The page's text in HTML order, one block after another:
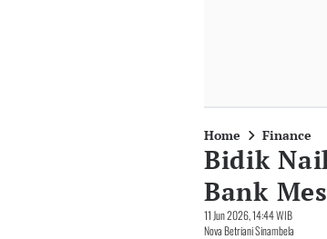
Home Finance
Bidik
Bank
11 Jun 2026, 14:44 WIB
Nova Betriani Sinambela